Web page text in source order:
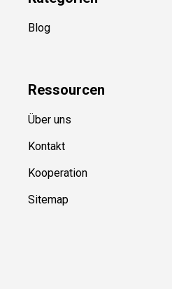
Blog
Ressourcen
Über uns
Kontakt
Kooperation
Sitemap